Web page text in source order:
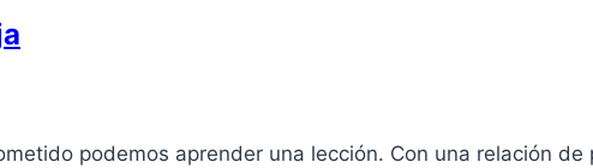
podemos aprender una lección. Con una relación de